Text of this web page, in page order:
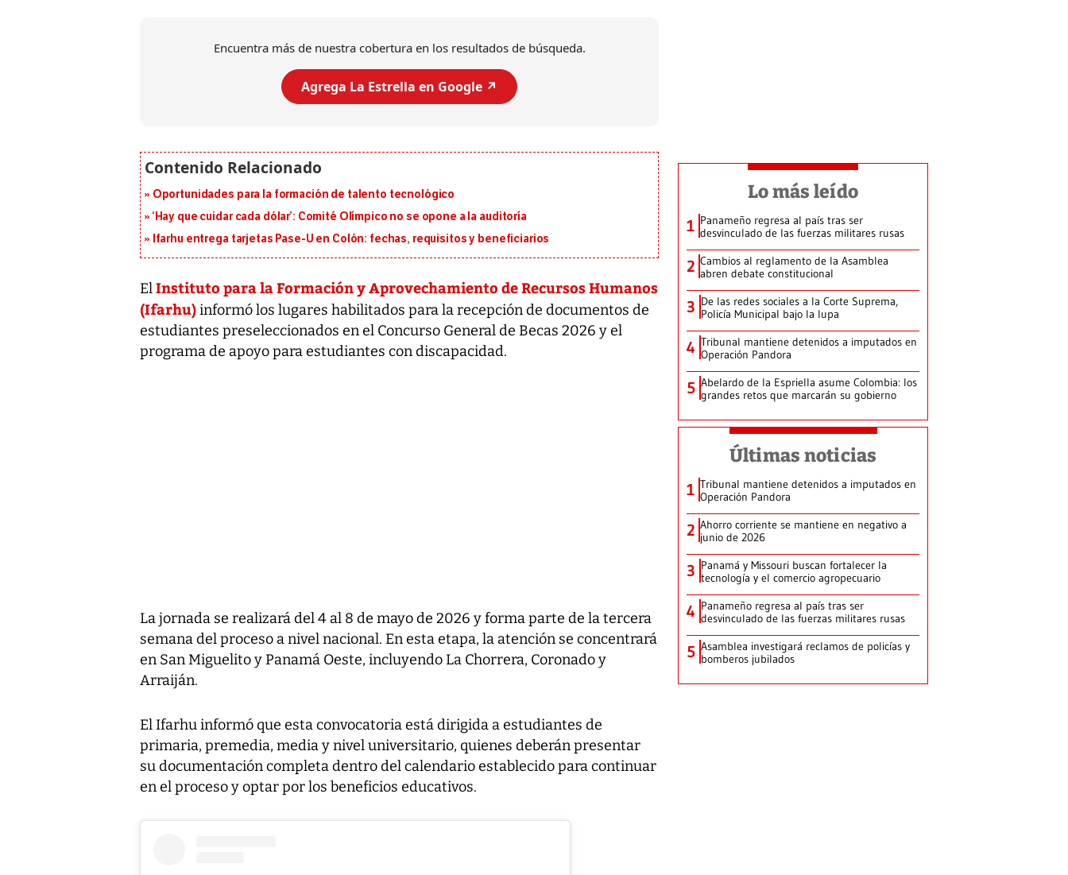
Encuentra más de nuestra cobertura en los resultados de búsqueda.
Agrega La Estrella en Google ↗️
Oportunidades para la formación de talento tecnológico
‘Hay que cuidar cada dólar’: Comité Olímpico no se opone a la auditoría
Ifarhu entrega tarjetas Pase-U en Colón: fechas, requisitos y beneficiarios
ElInstituto para la Formación y Aprovechamiento de Recursos Humanos
(Ifarhu)informó los lugares habilitados para la recepción de documentos de
estudiantes preseleccionados en el Concurso General de Becas 2026 y el
programa de apoyo para estudiantes con discapacidad.
La jornada se realizará del 4 al 8 de mayo de 2026 y forma parte de la tercera
semana del proceso a nivel nacional. En esta etapa, la atención se concentrará
en San Miguelito y Panamá Oeste, incluyendo La Chorrera, Coronado y
Arraiján.
El Ifarhu informó que esta convocatoria está dirigida a estudiantes de
primaria, premedia, media y nivel universitario, quienes deberán presentar
su documentación completa dentro del calendario establecido para continuar
en el proceso y optar por los beneficios educativos.
Lo más leído
1 Panameño regresa al país tras ser
desvinculado de las fuerzas militares rusas
2 Cambios al reglamento de la Asamblea
abren debate constitucional
3 De las redes sociales a la Corte Suprema,
Policía Municipal bajo la lupa
4 Tribunal mantiene detenidos a imputados en
Operación Pandora
5 Abelardo de la Espriella asume Colombia: los
grandes retos que marcarán su gobierno
Últimas noticias
1 Tribunal mantiene detenidos a imputados en
Operación Pandora
2 Ahorro corriente se mantiene en negativo a
junio de 2026
3 Panamá y Missouri buscan fortalecer la
tecnología y el comercio agropecuario
4 Panameño regresa al país tras ser
desvinculado de las fuerzas militares rusas
5 Asamblea investigará reclamos de policías y
bomberos jubilados